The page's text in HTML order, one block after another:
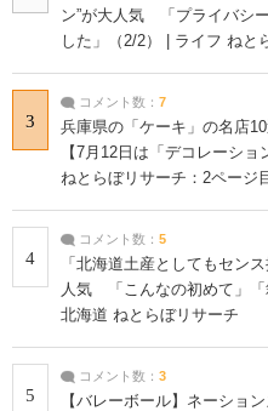
ン”が大人気 「プライバシ
した」（2/2） | ライフ ねと
3
コメント数： 7
兵庫県の「ケーキ」の名店
【7月12日は「デコレーシ
ねとらぼリサーチ：2ページ
4
コメント数： 5
「北海道土産としてもセン
人気 「こんなの初めて」「
北海道 ねとらぼリサーチ
5
コメント数： 3
【バレーボール】ネーショ